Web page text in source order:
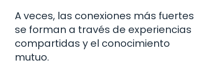
A veces, las conexiones más fuertes
se forman a través de experiencias
compartidas y el conocimiento
mutuo.